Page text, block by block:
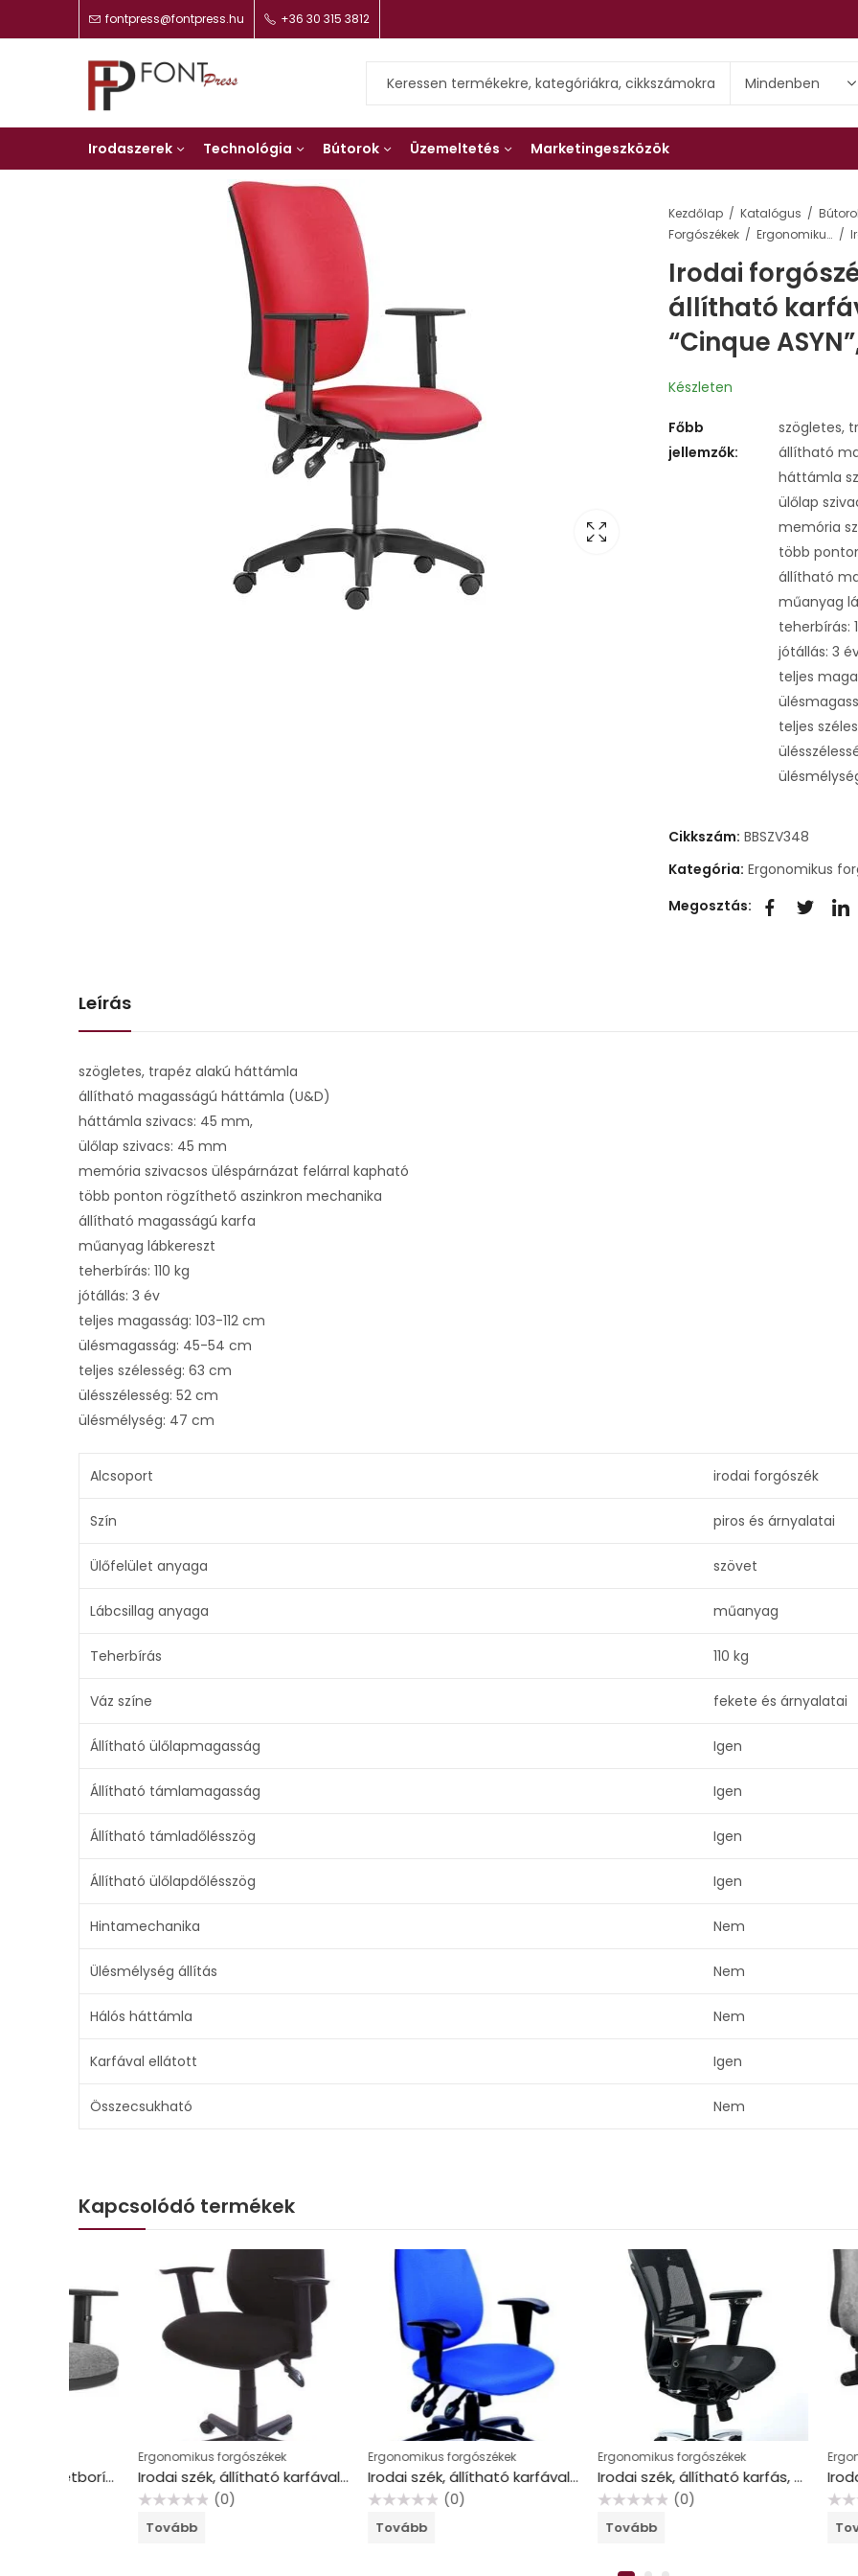
fontpress@fontpress.hu +36 30 315 3812
Irodaszerek Technológia Bútorok Üzemeltetés Marketingeszközök
Kezdőlap Katalógus
Forgószékek
Ergonomikus forgószékek
Irodai
állítható
“Cinque
Készleten
Főbb
jellemzők:
szögletes,
állítható
háttámla
ülőlap
memória
több
állítható
műanyag
teherbírás:
jótállás: 3
teljes
teljes
Cikkszám: BBSZV348
Kategória: Ergonomikus
Megosztás:
Leírás
szögletes, trapéz alakú háttámla
állítható magasságú háttámla (U&D)
háttámla szivacs: 45 mm,
ülőlap szivacs: 45 mm
memória szivacsos üléspárnázat felárral kapható
több ponton rögzíthető aszinkron mechanika
állítható magasságú karfa
műanyag lábkereszt
teherbírás: 110 kg
jótállás: 3 év
teljes magasság: 103-112 cm
ülésmagasság: 45-54 cm
teljes szélesség: 63 cm
ülésszélesség: 52 cm
ülésmélység: 47 cm
Alcsoport irodai forgószék
Szín piros és árnyalatai
Ülőfelület anyaga szövet
Lábcsillag anyaga műanyag
Teherbírás 110 kg
Váz színe fekete és árnyalatai
Állítható ülőlapmagasság Igen
Állítható támlamagasság Igen
Állítható támladőlésszög Igen
Állítható ülőlapdőlésszög Igen
Hintamechanika Nem
Ülésmélység állítás Nem
Hálós háttámla Nem
Karfával ellátott Igen
Összecsukható Nem
Kapcsolódó termékek
Ergonomikus forgószékek
Irodai szék, állítható karfával, fekete szövetborítás, MAYAH “Smile”
(0)
Ergonomikus forgószékek
Irodai szék, állítható karfával, exkluzív kék szövetborítás, fekete lábkereszt, MAYAH “Energetic”
(0)
Ergonomikus forgószékek
Irodai szék, állítható karfás, hálós ülőlap, hálós háttámla, alumínium lábkereszt, MAYAH “Flow”
(0)
Ergonomikus